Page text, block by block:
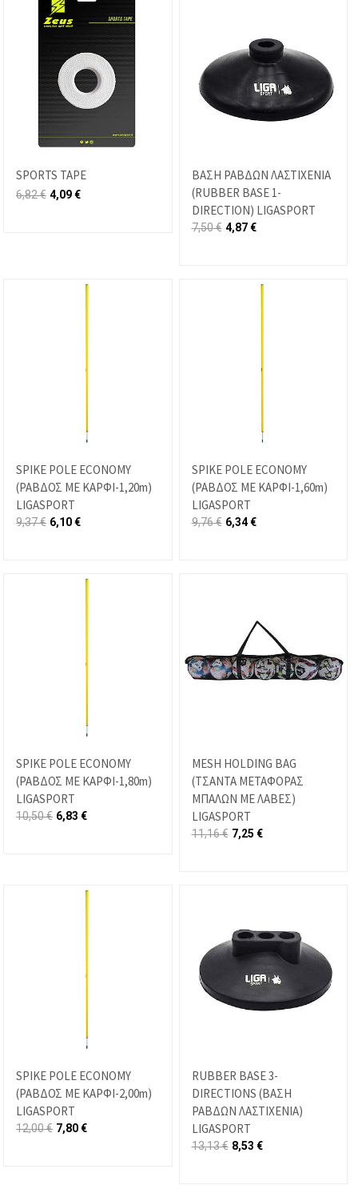
SPORTS TAPE
6,82€ 4,09€
ΒΑΣΗ ΡΑΒΔΩΝ ΛΑΣΤΙΧΕΝΙΑ
(RUBBER BASE 1-
DIRECTION) LIGASPORT
7,50€ 4,87€
SPIKE POLE ECONOMY
(ΡΑΒΔΟΣ ΜΕ ΚΑΡΦΙ-1,20m)
LIGASPORT
9,37€ 6,10€
SPIKE POLE ECONOMY
(ΡΑΒΔΟΣ ΜΕ ΚΑΡΦΙ-1,60m)
LIGASPORT
9,76€ 6,34€
SPIKE POLE ECONOMY
(ΡΑΒΔΟΣ ΜΕ ΚΑΡΦΙ-1,80m)
LIGASPORT
10,50€ 6,83 €
MESH HOLDING BAG
(ΤΣΑΝΤΑ ΜΕΤΑΦΟΡΑΣ
ΜΠΑΛΩΝ ΜΕ ΛΑΒΕΣ)
LIGASPORT
11,16€ 7,25 €
SPIKE POLE ECONOMY
(ΡΑΒΔΟΣ ΜΕ ΚΑΡΦΙ-2,00m)
LIGASPORT
12,00€ 7,80€
RUBBER BASE 3-
DIRECTIONS (ΒΑΣΗ
ΡΑΒΔΩΝ ΛΑΣΤΙΧΕΝΙΑ)
LIGASPORT
13,13€ 8,53 €